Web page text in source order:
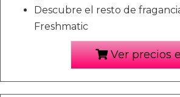
Descubre el resto de
Freshmatic ​
Ver precios